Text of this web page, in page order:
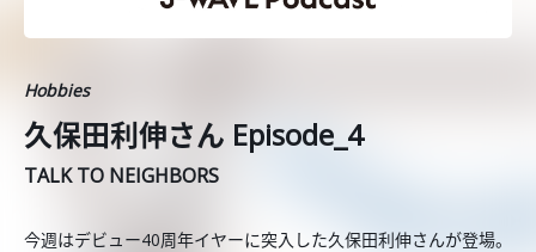
Hobbies
久保田利伸さん Episode_4
TALK TO NEIGHBORS
今週はデビュー40周年イヤーに突入した久保田利伸さんが登場。